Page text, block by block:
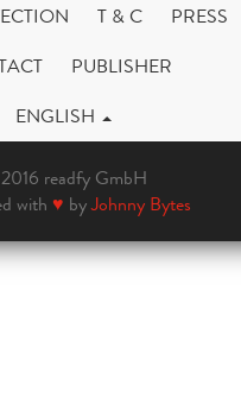
T & C
PRESS
PUBLISHER
ENGLISH
readfy GmbH
with ♥ byJohnny Bytes